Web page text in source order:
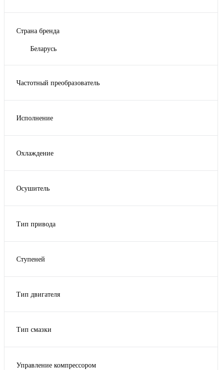
Страна бренда
Беларусь
Частотный преобразователь
Исполнение
Охлаждение
Осушитель
Тип привода
Ступеней
Тип двигателя
Тип смазки
Управление компрессором